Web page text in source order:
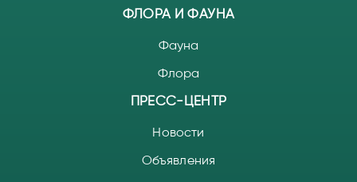
ФЛОРА И ФАУНА
Фауна
Флора
ПРЕСС-ЦЕНТР
Новости
Объявления